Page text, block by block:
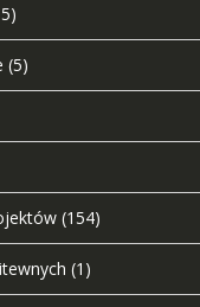
(5)
(154)
(1)